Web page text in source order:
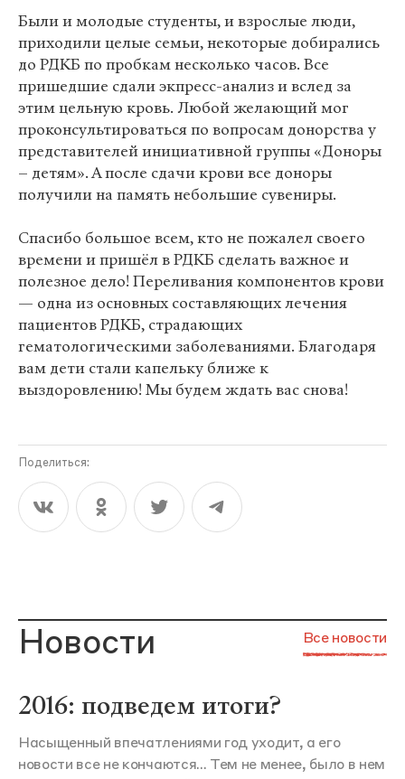
Были и молодые студенты, и взрослые люди,
приходили целые семьи, некоторые добирались
до РДКБ по пробкам несколько часов. Все
пришедшие сдали экпресс-анализ и вслед за
этим цельную кровь. Любой желающий мог
проконсультироваться по вопросам донорства у
представителей инициативной группы «Доноры
– детям». А после сдачи крови все доноры
получили на память небольшие сувениры.
Спасибо большое всем, кто не пожалел своего
времени и пришёл в РДКБ сделать важное и
полезное дело! Переливания компонентов крови
— одна из основных составляющих лечения
пациентов РДКБ, страдающих
гематологическими заболеваниями. Благодаря
вам дети стали капельку ближе к
выздоровлению! Мы будем ждать вас снова!
Поделиться:
Новости Все новости
2016: подведем итоги?
Насыщенный впечатлениями год уходит, а его
новости все не кончаются... Тем не менее, было в нем